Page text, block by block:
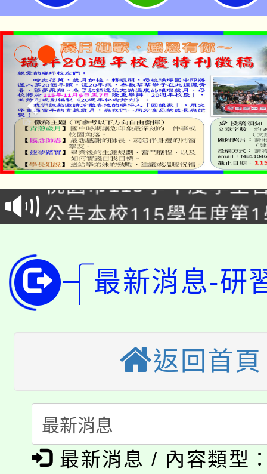
名參加。-桃園市立瑞坪國民中學
「2026金融保險知識
車」活動
桃園市115學年度學生
生本土語及新住民語歌
公告本校115學年度第
代理(課)教師甄選結果(
轉知中國文化大學推廣
《TA101》溝通分析基
程，歡迎學生輔導中心
心理、諮商輔導、社會
系所師生報名參加。
轉知苗栗縣政府辦理
縣市「校園短影音徵選
門員」簡章及活動海報
踴躍報名參加。
「桃園市補助參觀特色
展演活動實施計畫」
義教育推展貢獻獎」
「2026 ART TAIPEI臺
博覽會」之「藝術教育
「2026金融保險知識
最新消息-研
返回首頁
最新消息 / 內容類型